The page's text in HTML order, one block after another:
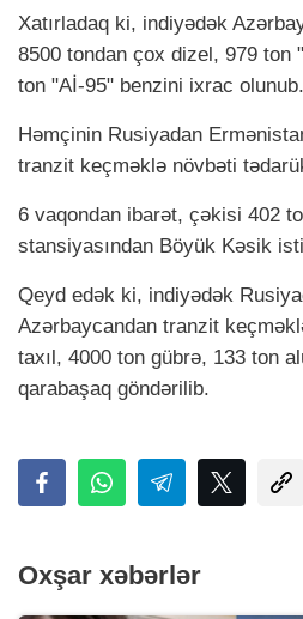
Xatırladaq ki, indiyədək
8500 tondan çox dizel, 979 ton
ton "Aİ-95" benzini ixrac olunub.
Həmçinin Rusiyadan
tranzit keçməklə növbəti
6 vaqondan ibarət, çəkisi 402
stansiyasından Böyük Kəsik
Qeyd edək ki, indiyədək
Azərbaycandan tranzit
taxıl, 4000 ton gübrə, 133 ton
qarabaşaq göndərilib.
Oxşar xəbərlər